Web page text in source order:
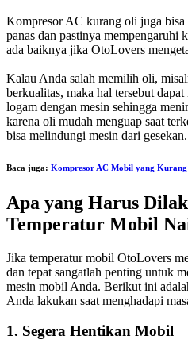
Kompresor AC kurang oli juga
panas dan pastinya mempengaruhi
ada baiknya jika OtoLovers
Kalau Anda salah memilih oli,
berkualitas, maka hal tersebut
logam dengan mesin sehingga
karena oli mudah menguap saat
bisa melindungi mesin dari gesekan.
Baca juga: Kompresor AC Mobil yang
Apa yang Harus
Temperatur Mobil
Jika temperatur mobil OtoLovers
dan tepat sangatlah penting untuk
mesin mobil Anda. Berikut ini
Anda lakukan saat menghadapi
1. Segera Hentikan Mobil